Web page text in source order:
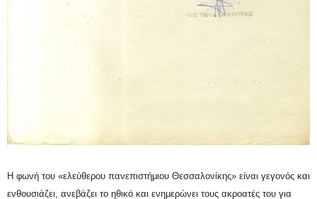
Η φωνή του «ελεύθερου πανεπιστήμιου Θεσσαλονίκης» είναι γεγονός και
ενθουσιάζει, ανεβάζει το ηθικό και ενημερώνει τους ακροατές του για